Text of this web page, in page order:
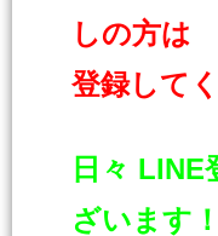
しの方は
登録して
日々
ざいます！